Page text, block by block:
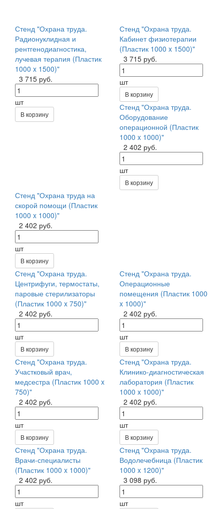
Стенд "Охрана труда.
Радионуклидная и
рентгенодиагностика,
лучевая терапия (Пластик
1000 x 1500)"
3 715 руб.
шт
В корзину
Стенд "Охрана труда.
Кабинет физиотерапии
(Пластик 1000 x 1500)"
3 715 руб.
шт
В корзину
Стенд "Охрана труда.
Оборудование
операционной (Пластик
1000 x 1000)"
2 402 руб.
шт
В корзину
Стенд "Охрана труда на
скорой помощи (Пластик
1000 x 1000)"
2 402 руб.
шт
В корзину
Стенд "Охрана труда.
Центрифуги, термостаты,
паровые стерилизаторы
(Пластик 1000 x 750)"
2 402 руб.
шт
В корзину
Стенд "Охрана труда.
Операционные
помещения (Пластик 1000
x 1000)"
2 402 руб.
шт
В корзину
Стенд "Охрана труда.
Участковый врач,
медсестра (Пластик 1000 x
750)"
2 402 руб.
шт
В корзину
Стенд "Охрана труда.
Клинико-диагностическая
лаборатория (Пластик
1000 x 1000)"
2 402 руб.
шт
В корзину
Стенд "Охрана труда.
Врачи-специалисты
(Пластик 1000 x 1000)"
2 402 руб.
шт
Стенд "Охрана труда.
Водолечебница (Пластик
1000 x 1200)"
3 098 руб.
шт